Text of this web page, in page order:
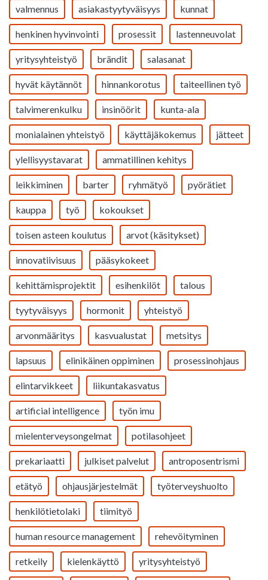
valmennus asiakastyytyväisyys kunnat
henkinen hyvinvointi prosessit lastenneuvolat
yritysyhteistyö brändit salasanat
hyvät käytännöt hinnankorotus taiteellinen työ
talvimerenkulku insinöörit kunta-ala
monialainen yhteistyö käyttäjäkokemus jätteet
ylellisyystavarat ammatillinen kehitys
leikkiminen barter ryhmätyö pyörätiet
kauppa työ kokoukset
toisen asteen koulutus arvot (käsitykset)
innovatiivisuus pääsykokeet
kehittämisprojektit esihenkilöt talous
tyytyväisyys hormonit yhteistyö
arvonmääritys kasvualustat metsitys
lapsuus elinikäinen oppiminen prosessinohjaus
elintarvikkeet liikuntakasvatus
artificial intelligence työn imu
mielenterveysongelmat potilasohjeet
prekariaatti julkiset palvelut antroposentrismi
etätyö ohjausjärjestelmät työterveyshuolto
henkilötietolaki tiimityö
human resource management rehevöityminen
retkeily kielenkäyttö yritysyhteistyö